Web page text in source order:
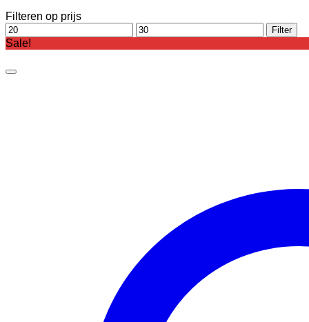
Filteren op prijs
Min.
prijs
Max.
prijs
Filter
Sale!